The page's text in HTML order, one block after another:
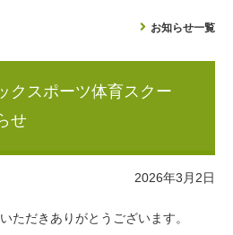
お知らせ一覧
クスポーツ体育スクー
せ
2026年3月2日
ただきありがとうございます。